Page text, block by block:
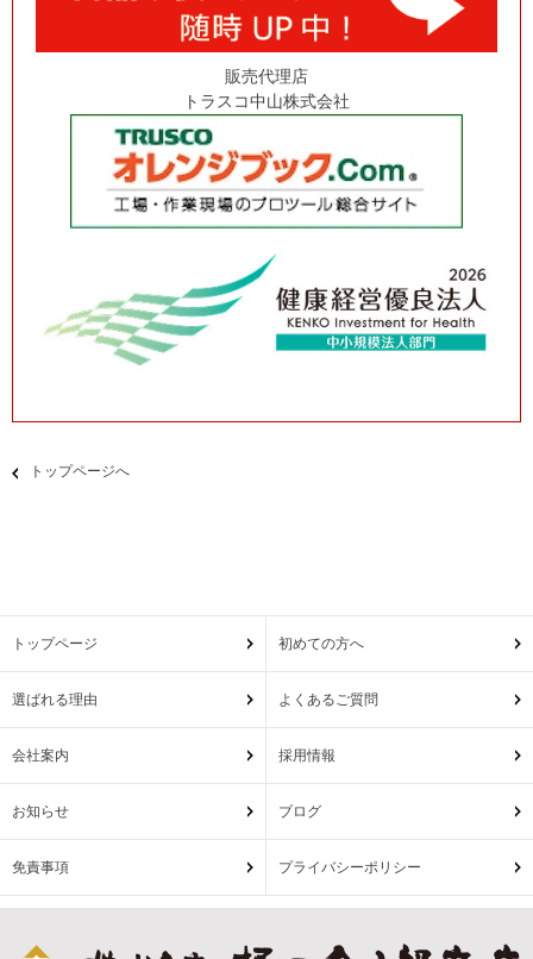
販売代理店
トラスコ中山株式会社
トップページへ
トップページ 初めての方へ
選ばれる理由 よくあるご質問
会社案内 採用情報
お知らせ ブログ
免責事項 プライバシーポリシー